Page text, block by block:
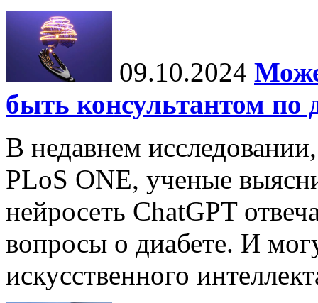
09.10.2024
быть консультантом по
В недавнем
PLoS ONE, ученые
нейросеть ChatGPT
вопросы о диабете. И
искусственного